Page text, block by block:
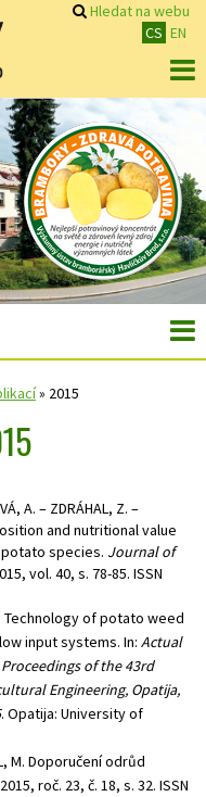
Hledat na webu
CS EN
» 2015
A. – ZDRÁHAL, Z. –
and nutritional value
species. Journal of
vol. 40, s. 78-85. ISSN
Technology of potato weed
input systems. In: Actual
of the 43rd
Engineering, Opatija,
. Opatija: University of
M. Doporučení odrůd
2015, roč. 23, č. 18, s. 32. ISSN